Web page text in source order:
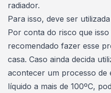
radiador.
Para isso, deve ser
Por conta do risco que
recomendado fazer esse
casa. Caso ainda decida
acontecer um processo de
líquido a mais de 100ºC,